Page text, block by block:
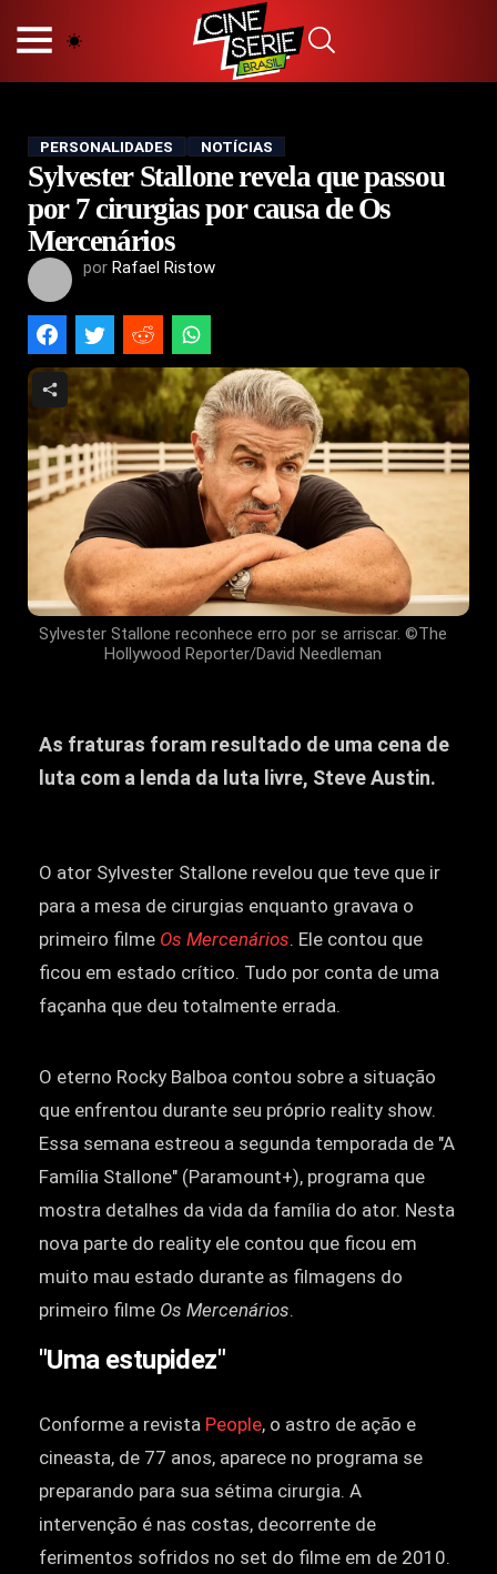
POLÍTICA DE PRIVACIDADE
TERMOS E CONDIÇÕES
CONTATO
Hot
Popular
Tendência
Filmes
Séries
Novelas
PERSONALIDADES NOTÍCIAS
Sylvester Stallone revela que passou
por 7 cirurgias por causa de Os
Mercenários
por Rafael Ristow
Sylvester Stallone reconhece erro por se arriscar. ©The
Hollywood Reporter/David Needleman
As fraturas foram resultado de uma cena de
luta com a lenda da luta livre, Steve Austin.
O ator Sylvester Stallone revelou que teve que ir
para a mesa de cirurgias enquanto gravava o
primeiro filme Os Mercenários. Ele contou que
ficou em estado crítico. Tudo por conta de uma
façanha que deu totalmente errada.
O eterno Rocky Balboa contou sobre a situação
que enfrentou durante seu próprio reality show.
Essa semana estreou a segunda temporada de "A
Família Stallone" (Paramount+), programa que
mostra detalhes da vida da família do ator. Nesta
nova parte do reality ele contou que ficou em
muito mau estado durante as filmagens do
primeiro filme Os Mercenários.
"Uma estupidez"
Conforme a revista People, o astro de ação e
cineasta, de 77 anos, aparece no programa se
preparando para sua sétima cirurgia. A
intervenção é nas costas, decorrente de
ferimentos sofridos no set do filme em de 2010.